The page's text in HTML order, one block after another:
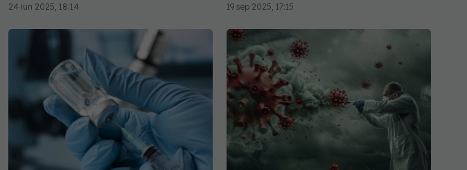
24 iun 2025, 18:14 19 sep 2025, 17:15